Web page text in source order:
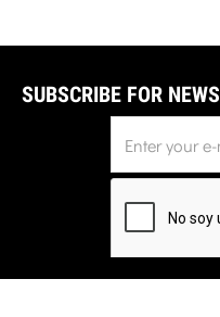
SUBSCRIBE FOR NEWS